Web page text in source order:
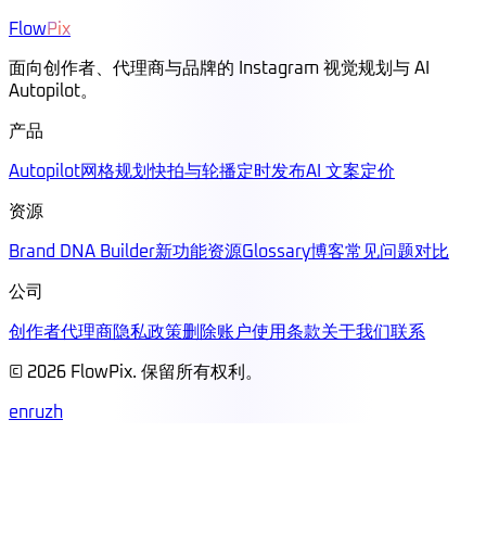
FlowPix
面向创作者、代理商与品牌的 Instagram 视觉规划与 AI
Autopilot。
产品
Autopilot网格规划快拍与轮播定时发布AI 文案定价
资源
Brand DNA Builder新功能资源Glossary博客常见问题对比
公司
创作者代理商隐私政策删除账户使用条款关于我们联系
© 2026 FlowPix. 保留所有权利。
enruzh